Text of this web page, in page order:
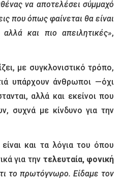
να αποτελέσει σύμμαχό
που όπως φαίνεται θα είναι
και πιο απειλητικές»,
με συγκλονιστικό τρόπο,
υπάρχουν άνθρωποι —όχι
αλλά και εκείνοι που
συχνά με κίνδυνο για την
και τα λόγια του όπου
για την τελευταία, φονική
το πρωτόγνωρο. Είδαμε τον